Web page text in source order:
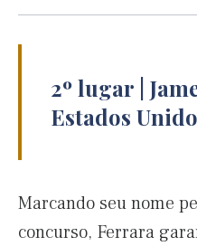
2º lugar |
Estados
Marcando seu nome
concurso, Ferrara